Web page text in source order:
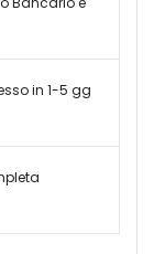
in 1-5 gg